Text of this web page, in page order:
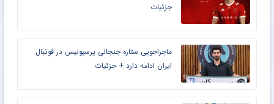
جزئیات
ماجراجویی ستاره جنجالی پرسپولیس در فوتبال
ایران ادامه دارد + جزئیات